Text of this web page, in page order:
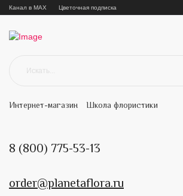
Канал в MAX Цветочная подписка
Интернет-магазин Школа флористики
8 (800) 775-53-13
order@planetaflora.ru